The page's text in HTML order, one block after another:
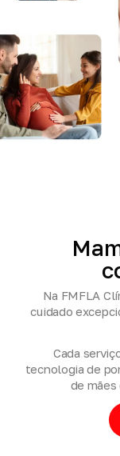
Na FMFLA
cuidado
Cada
tecnologia de
de